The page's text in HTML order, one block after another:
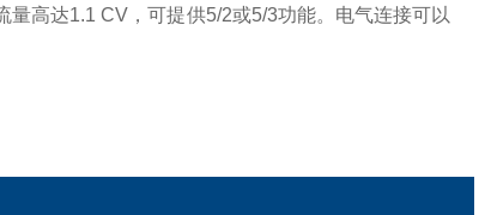
高达1.1 CV，可提供5/2或5/3功能。电气连接可以